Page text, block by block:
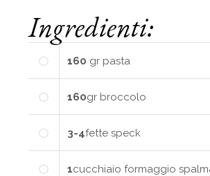
Ingredienti:
160 gr pasta
160gr broccolo
3-4fette speck
1cucchiaio formaggio